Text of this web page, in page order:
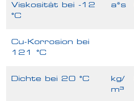
Viskosität bei -12
°C
a*s
Cu-Korrosion bei
121 °C
Dichte bei 20 °C
kg/
m³